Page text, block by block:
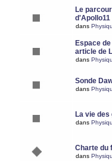
Le
d'Apollo11
dans
Espace
article de
dans
Sonde
dans
La vie des
dans
Charte du
dans